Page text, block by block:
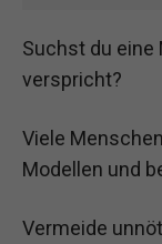
Suchst du eine
verspricht?
Viele
Modellen und
Vermeide